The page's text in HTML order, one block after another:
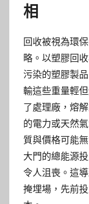
相
回收被視為環
略。以塑膠回
污染的塑膠製
輸這些重量輕
了處理廠，熔
的電力或天然
質與價格可能
大門的總能源
令人沮喪。這
掩埋場，先前